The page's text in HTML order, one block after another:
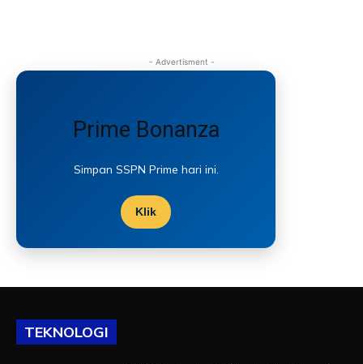
- Advertisment -
Prime Bonanza
Simpan SSPN Prime hari ini.
Klik
TEKNOLOGI